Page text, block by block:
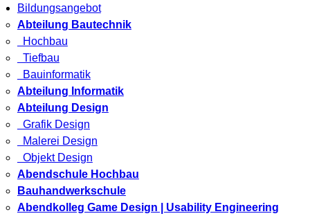
Bildungsangebot
Abteilung Bautechnik
Hochbau
Tiefbau
Bauinformatik
Abteilung Informatik
Abteilung Design
Grafik Design
Malerei Design
Objekt Design
Abendschule Hochbau
Bauhandwerkschule
Abendkolleg Game Design | Usability Engineering